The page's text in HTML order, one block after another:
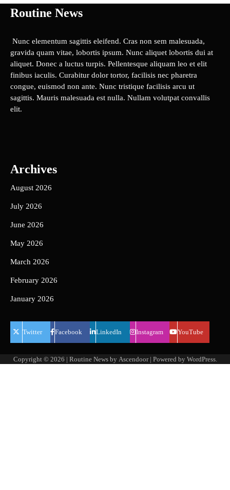
Routine News
Nunc elementum sagittis eleifend. Cras non sem malesuada,
gravida quam vitae, lobortis ipsum. Nunc aliquet lobortis dui at
aliquet. Donec a luctus turpis. Pellentesque aliquam leo et elit
finibus iaculis. Curabitur dolor tortor, facilisis nec pharetra
congue, euismod non ante. Nunc tristique facilisis arcu ut
sagittis. Mauris malesuada est nulla. Nullam volutpat convallis
elit.
Archives
August 2026
July 2026
June 2026
May 2026
March 2026
February 2026
January 2026
Twitter Facebook LinkedIn Instagram YouTube
Copyright © 2026 | Routine News by Ascendoor| Powered by WordPress.